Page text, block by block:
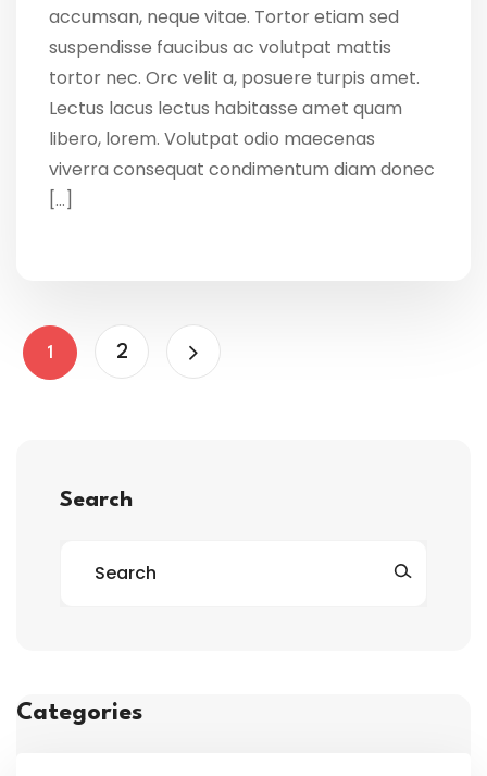
accumsan, neque vitae. Tortor etiam sed
suspendisse faucibus ac volutpat mattis
tortor nec. Orc velit a, posuere turpis amet.
Lectus lacus lectus habitasse amet quam
libero, lorem. Volutpat odio maecenas
viverra consequat condimentum diam donec
[…]
1 2
Search
Categories